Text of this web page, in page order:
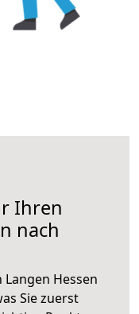
Ihren
nach
Hessen
Sie zuerst